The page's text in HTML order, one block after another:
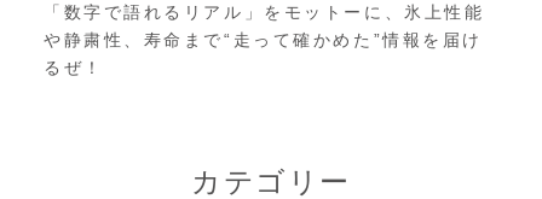
「数字で語れるリアル」をモットーに、氷上性能
や静粛性、寿命まで“走って確かめた”情報を届け
るぜ！
カテゴリー